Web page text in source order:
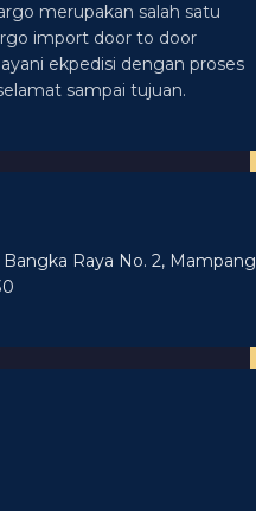
merupakan salah satu
import door to door
ekpedisi dengan proses
sampai tujuan.
Raya No. 2, Mampang